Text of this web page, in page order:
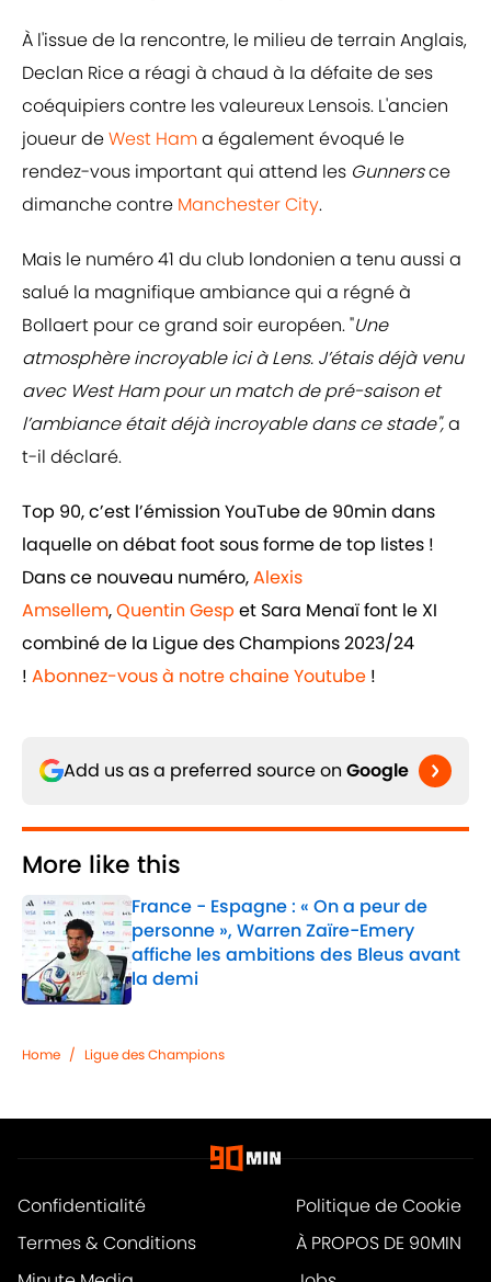
À l'issue de la rencontre, le milieu de terrain Anglais,
Declan Rice a réagi à chaud à la défaite de ses
coéquipiers contre les valeureux Lensois. L'ancien
joueur deWest Hama également évoqué le
rendez-vous important qui attend les Gunnersce
dimanche contre Manchester City.
Mais le numéro 41 du club londonien a tenu aussi a
salué la magnifique ambiance qui a régné à
Bollaert pour ce grand soir européen. "Une
atmosphère incroyable ici à Lens. J’étais déjà venu
avec West Ham pour un match de pré-saison et
l’ambiance était déjà incroyable dans ce stade",a
t-il déclaré.
Top 90, c’est l’émission YouTube de 90min dans
laquelle on débat foot sous forme de top listes !
Dans ce nouveau numéro,Alexis
Amsellem,Quentin Gesp et Sara Menaï font le XI
combiné de la Ligue des Champions 2023/24
! Abonnez-vous à notre chaine Youtube !
Add us as a preferred source on Google
More like this
France - Espagne : « On a peur de
personne », Warren Zaïre-Emery
affiche les ambitions des Bleus avant
la demi
Published by on Invalid Date
Home / Ligue des Champions
Confidentialité
Politique de Cookie
Termes & Conditions
À PROPOS DE 90MIN